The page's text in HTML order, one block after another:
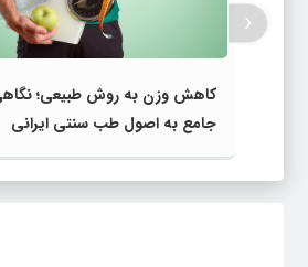
کاهش وزن به روش طبیعی؛
جامع به اصول طب سنتی ایرانی
‹